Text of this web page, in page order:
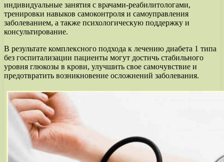
индивидуальные занятия с врачами-реабилитологами,
тренировки навыков самоконтроля и самоуправления
заболеванием, а также психологическую поддержку и
консультирование.
В результате комплексного подхода к лечению диабета 1 типа
без госпитализации пациенты могут достичь стабильного
уровня глюкозы в крови, улучшить свое самочувствие и
предотвратить возникновение осложнений заболевания.